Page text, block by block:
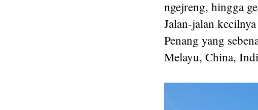
ngejreng, hingga
Jalan-jalan
Penang yang
Melayu, China,